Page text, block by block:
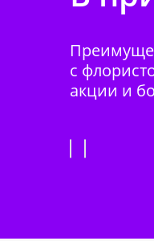
с
акции и